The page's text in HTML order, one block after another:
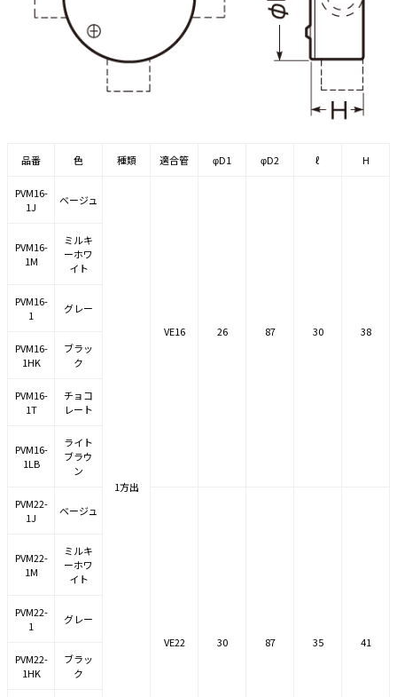
品番 色 種類 適合管 φD1 φD2 ℓ H
PVM16-
1J
ベージュ
1方出
VE16 26 87 30 38
PVM16-
1M
ミルキ
ーホワ
イト
PVM16-
1
グレー
PVM16-
1HK
ブラッ
ク
PVM16-
1T
チョコ
レート
PVM16-
1LB
ライト
ブラウ
ン
PVM22-
1J
ベージュ
VE22 30 87 35 41
PVM22-
1M
ミルキ
ーホワ
イト
PVM22-
1
グレー
PVM22-
1HK
ブラッ
ク